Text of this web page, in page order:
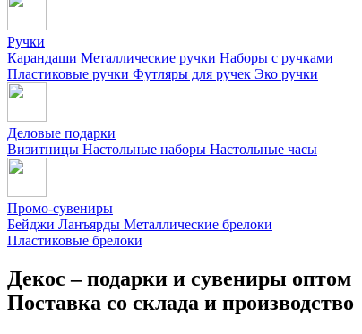
Ручки
Карандаши Металлические ручки Наборы с ручками
Пластиковые ручки Футляры для ручек Эко ручки
Деловые подарки
Визитницы Настольные наборы Настольные часы
Промо-сувениры
Бейджи Ланъярды Металлические брелоки
Пластиковые брелоки
Декос – подарки и сувениры оптом
Поставка со склада и производство